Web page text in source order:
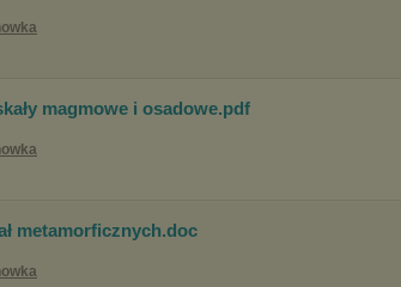
magmowe i osadowe.pdf
metamorficznych.doc